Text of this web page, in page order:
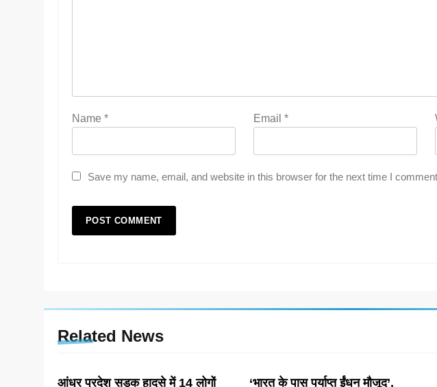
Name * Email*
Save my name, email, and website in this browser for the next time I
Related News
आंध्र प्रदेश सड़क हादसे में 14 लोगों
‘भारत के पास पर्याप्त ईंधन मौजूद’,